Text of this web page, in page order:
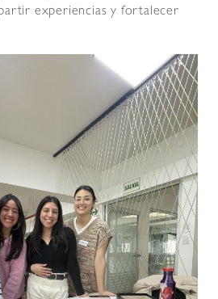
experiencias y fortalecer